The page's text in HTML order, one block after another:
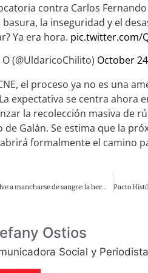
contra Carlos
basura, la inseguridad y el
Ya era hora. pic.twitter.com/
(@UldaricoChilito) October
el proceso ya no es una
expectativa se centra ahora
la recolección masiva de
Galán. Se estima que la
formalmente el camino
Ostios
Social y Periodista